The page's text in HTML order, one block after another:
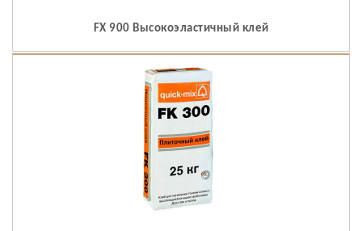
FX 900 Высокоэластичный клей